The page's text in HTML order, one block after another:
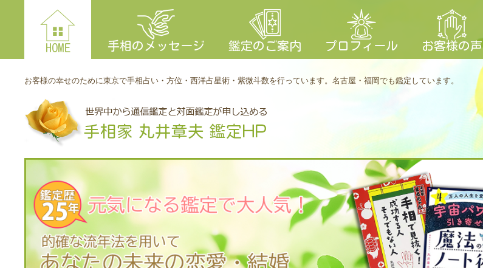
HOME 手相のメッセージ 鑑定のご案内 プロフィール お客様の声
お客様の幸せのために東京で手相占い・方位・西洋占星術・紫微斗数を行っています。名古屋・福岡でも鑑定しています。